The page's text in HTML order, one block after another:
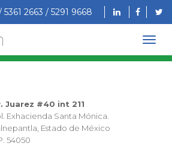
5361 2663 / 5291 9668
Juarez #40 int 211
Exhacienda Santa Mónica.
Estado de México
54050